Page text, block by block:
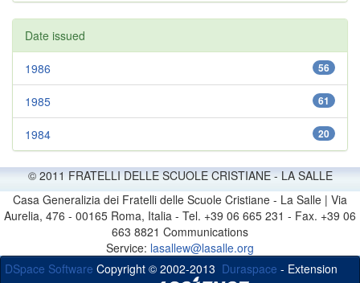
Date issued
56
1986
61
1985
20
1984
© 2011 FRATELLI DELLE SCUOLE CRISTIANE - LA SALLE
Casa Generalizia dei Fratelli delle Scuole Cristiane - La Salle | Via
Aurelia, 476 - 00165 Roma, Italia - Tel. +39 06 665 231 - Fax. +39 06
663 8821 Communications
Service: lasallew@lasalle.org
DSpace Software Copyright © 2002-2013 Duraspace - Extension